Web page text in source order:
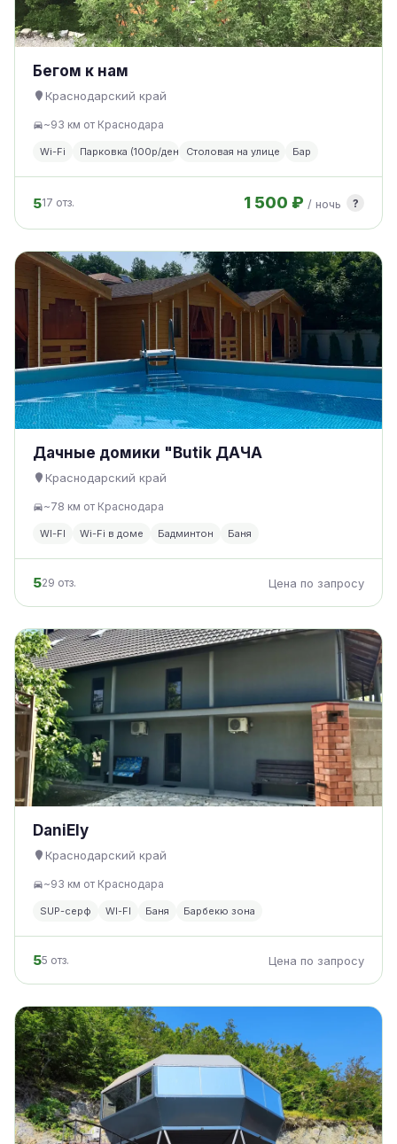
Бегом к нам
Краснодарский край
~93 км от Краснодара
Wi-Fi Парковка (100р/день)Столовая на улице Бар
517 отз. 1 500 ₽ / ночь ?
Дачные домики "Butik ДАЧА
Краснодарский край
~78 км от Краснодара
WI-FI Wi-Fi в доме Бадминтон Баня
529 отз. Цена по запросу
DaniEly
Краснодарский край
~93 км от Краснодара
SUP-серф WI-FI Баня Барбекю зона
55 отз. Цена по запросу